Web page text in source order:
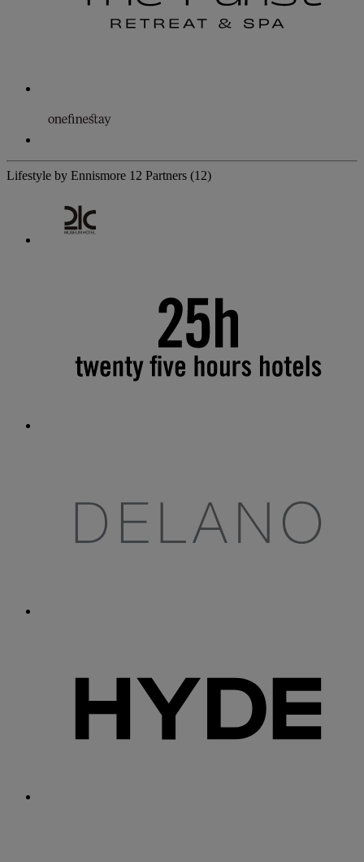
Lifestyle by Ennismore 12 Partners (12)